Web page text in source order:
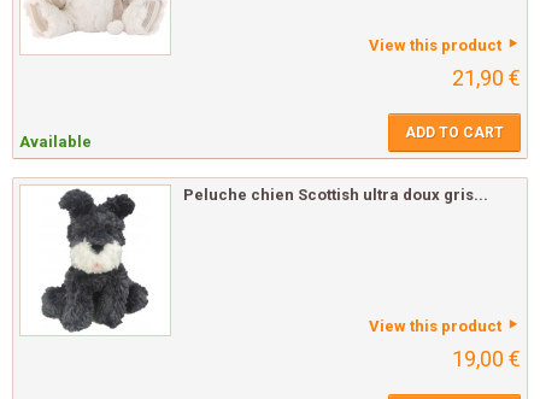
View this product
21,90 €
Available ADD TO CART
Peluche chien Scottish ultra doux gris...
View this product
19,00 €